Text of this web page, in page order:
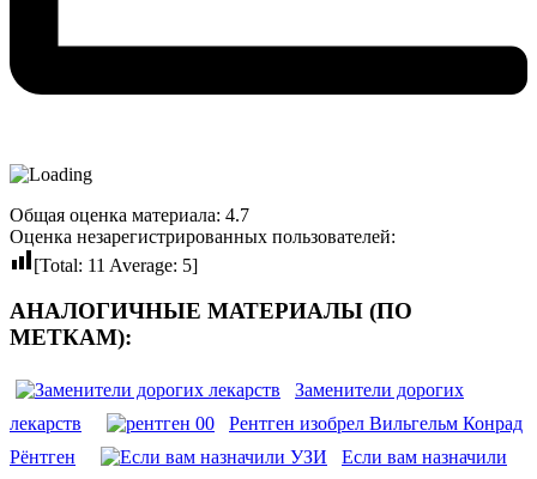
Общая оценка материала: 4.7
Оценка незарегистрированных пользователей:
[Total: 11 Average: 5]
АНАЛОГИЧНЫЕ МАТЕРИАЛЫ (ПО
МЕТКАМ):
Заменители дорогих
лекарств
Рентген изобрел Вильгельм Конрад
Рёнтген
Если вам назначили